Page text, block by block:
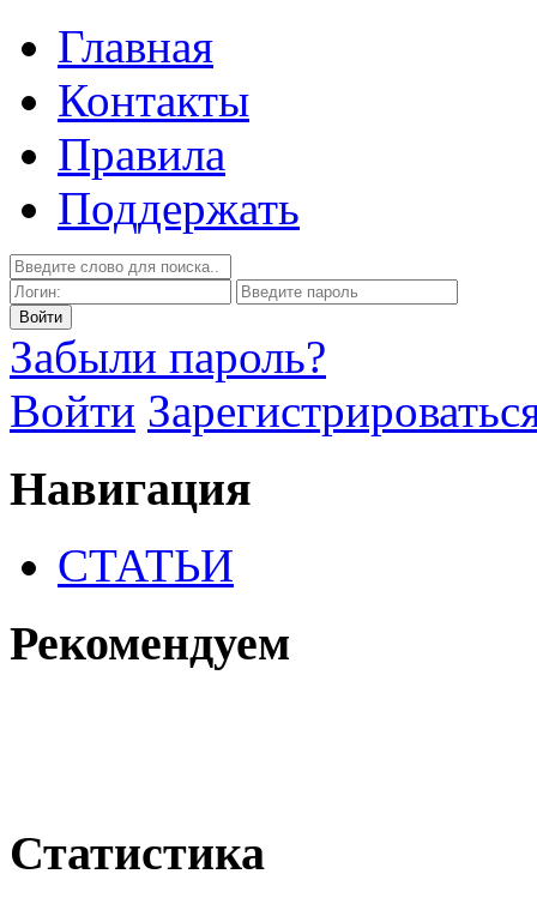
Главная
Контакты
Правила
Поддержать
Забыли пароль?
Войти
Навигация
СТАТЬИ
Рекомендуем
Статистика